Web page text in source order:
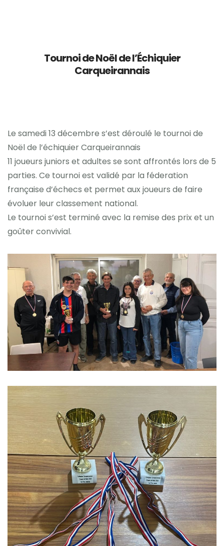
Contact et localisation
Tournoi de Noël de l’Échiquier
Carqueirannais
Le samedi 13 décembre s’est déroulé le tournoi de
Noël de l’échiquier Carqueirannais
11 joueurs juniors et adultes se sont affrontés lors de 5
parties. Ce tournoi est validé par la féderation
française d’échecs et permet aux joueurs de faire
évoluer leur classement national.
Le tournoi s’est terminé avec la remise des prix et un
goûter convivial.